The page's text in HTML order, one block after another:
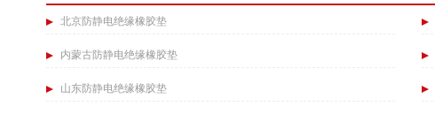
北京防静电绝缘橡胶垫
内蒙古防静电绝缘橡胶垫
山东防静电绝缘橡胶垫